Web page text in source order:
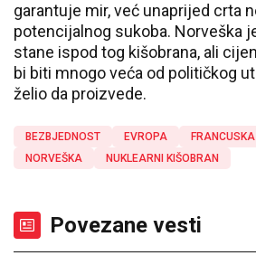
garantuje mir, već unaprijed crta
potencijalnog sukoba. Norveška
stane ispod tog kišobrana, ali
bi biti mnogo veća od političkog
želio da proizvede.
BEZBJEDNOST EVROPA FRANCUSKA
NORVEŠKA
NUKLEARNI KIŠOBRAN
Povezane vesti